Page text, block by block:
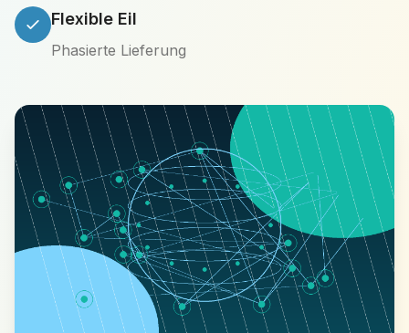
Flexible Eil
Phasierte Lieferung